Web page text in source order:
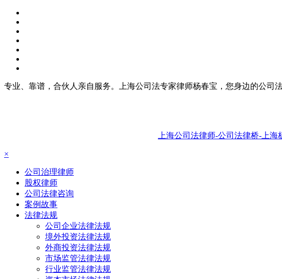
专业、靠谱，合伙人亲自服务。上海公司法专家律师杨春宝，您身边的公司
上海公司法律师-公司法律桥-上海
×
公司治理律师
股权律师
公司法律咨询
案例故事
法律法规
公司企业法律法规
境外投资法律法规
外商投资法律法规
市场监管法律法规
行业监管法律法规